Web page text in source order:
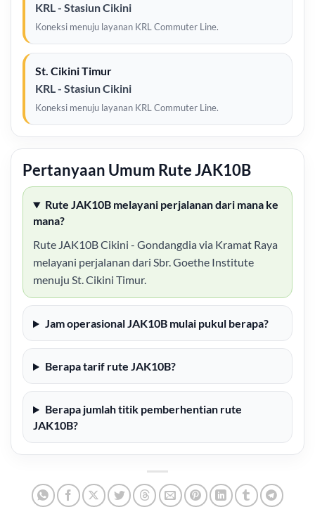
KRL - Stasiun Cikini
Koneksi menuju layanan KRL Commuter Line.
St. Cikini Timur
KRL - Stasiun Cikini
Koneksi menuju layanan KRL Commuter Line.
Pertanyaan Umum Rute JAK10B
Rute JAK10B melayani perjalanan dari mana ke
mana?
Rute JAK10B Cikini - Gondangdia via Kramat Raya
melayani perjalanan dari Sbr. Goethe Institute
menuju St. Cikini Timur.
Jam operasional JAK10B mulai pukul berapa?
Berapa tarif rute JAK10B?
Berapa jumlah titik pemberhentian rute
JAK10B?